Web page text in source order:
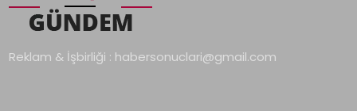
Reklam & İşbirliği : habersonuclari@gmail.com